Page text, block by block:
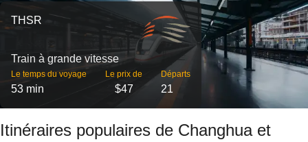
THSR
Train à grande vitesse
Le temps du voyage
53 min
Le prix de
$47
Départs
21
Itinéraires populaires de Changhua et